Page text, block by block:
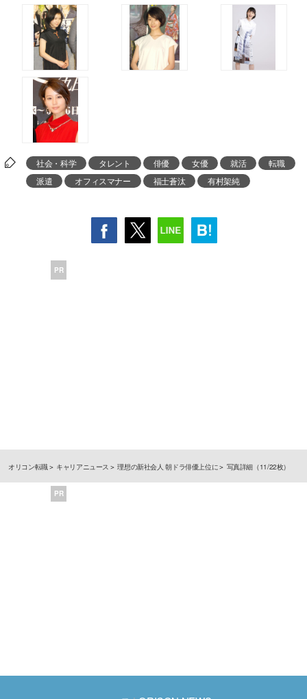
社会・科学 タレント 俳優 女優 就活
転職
派遣
オフィスマナー 福士蒼汰 有村架純
PR
オリコン転職 キャリアニュース 理想の新社会人 朝ドラ俳優上位に 写真詳細（11/22枚）
PR